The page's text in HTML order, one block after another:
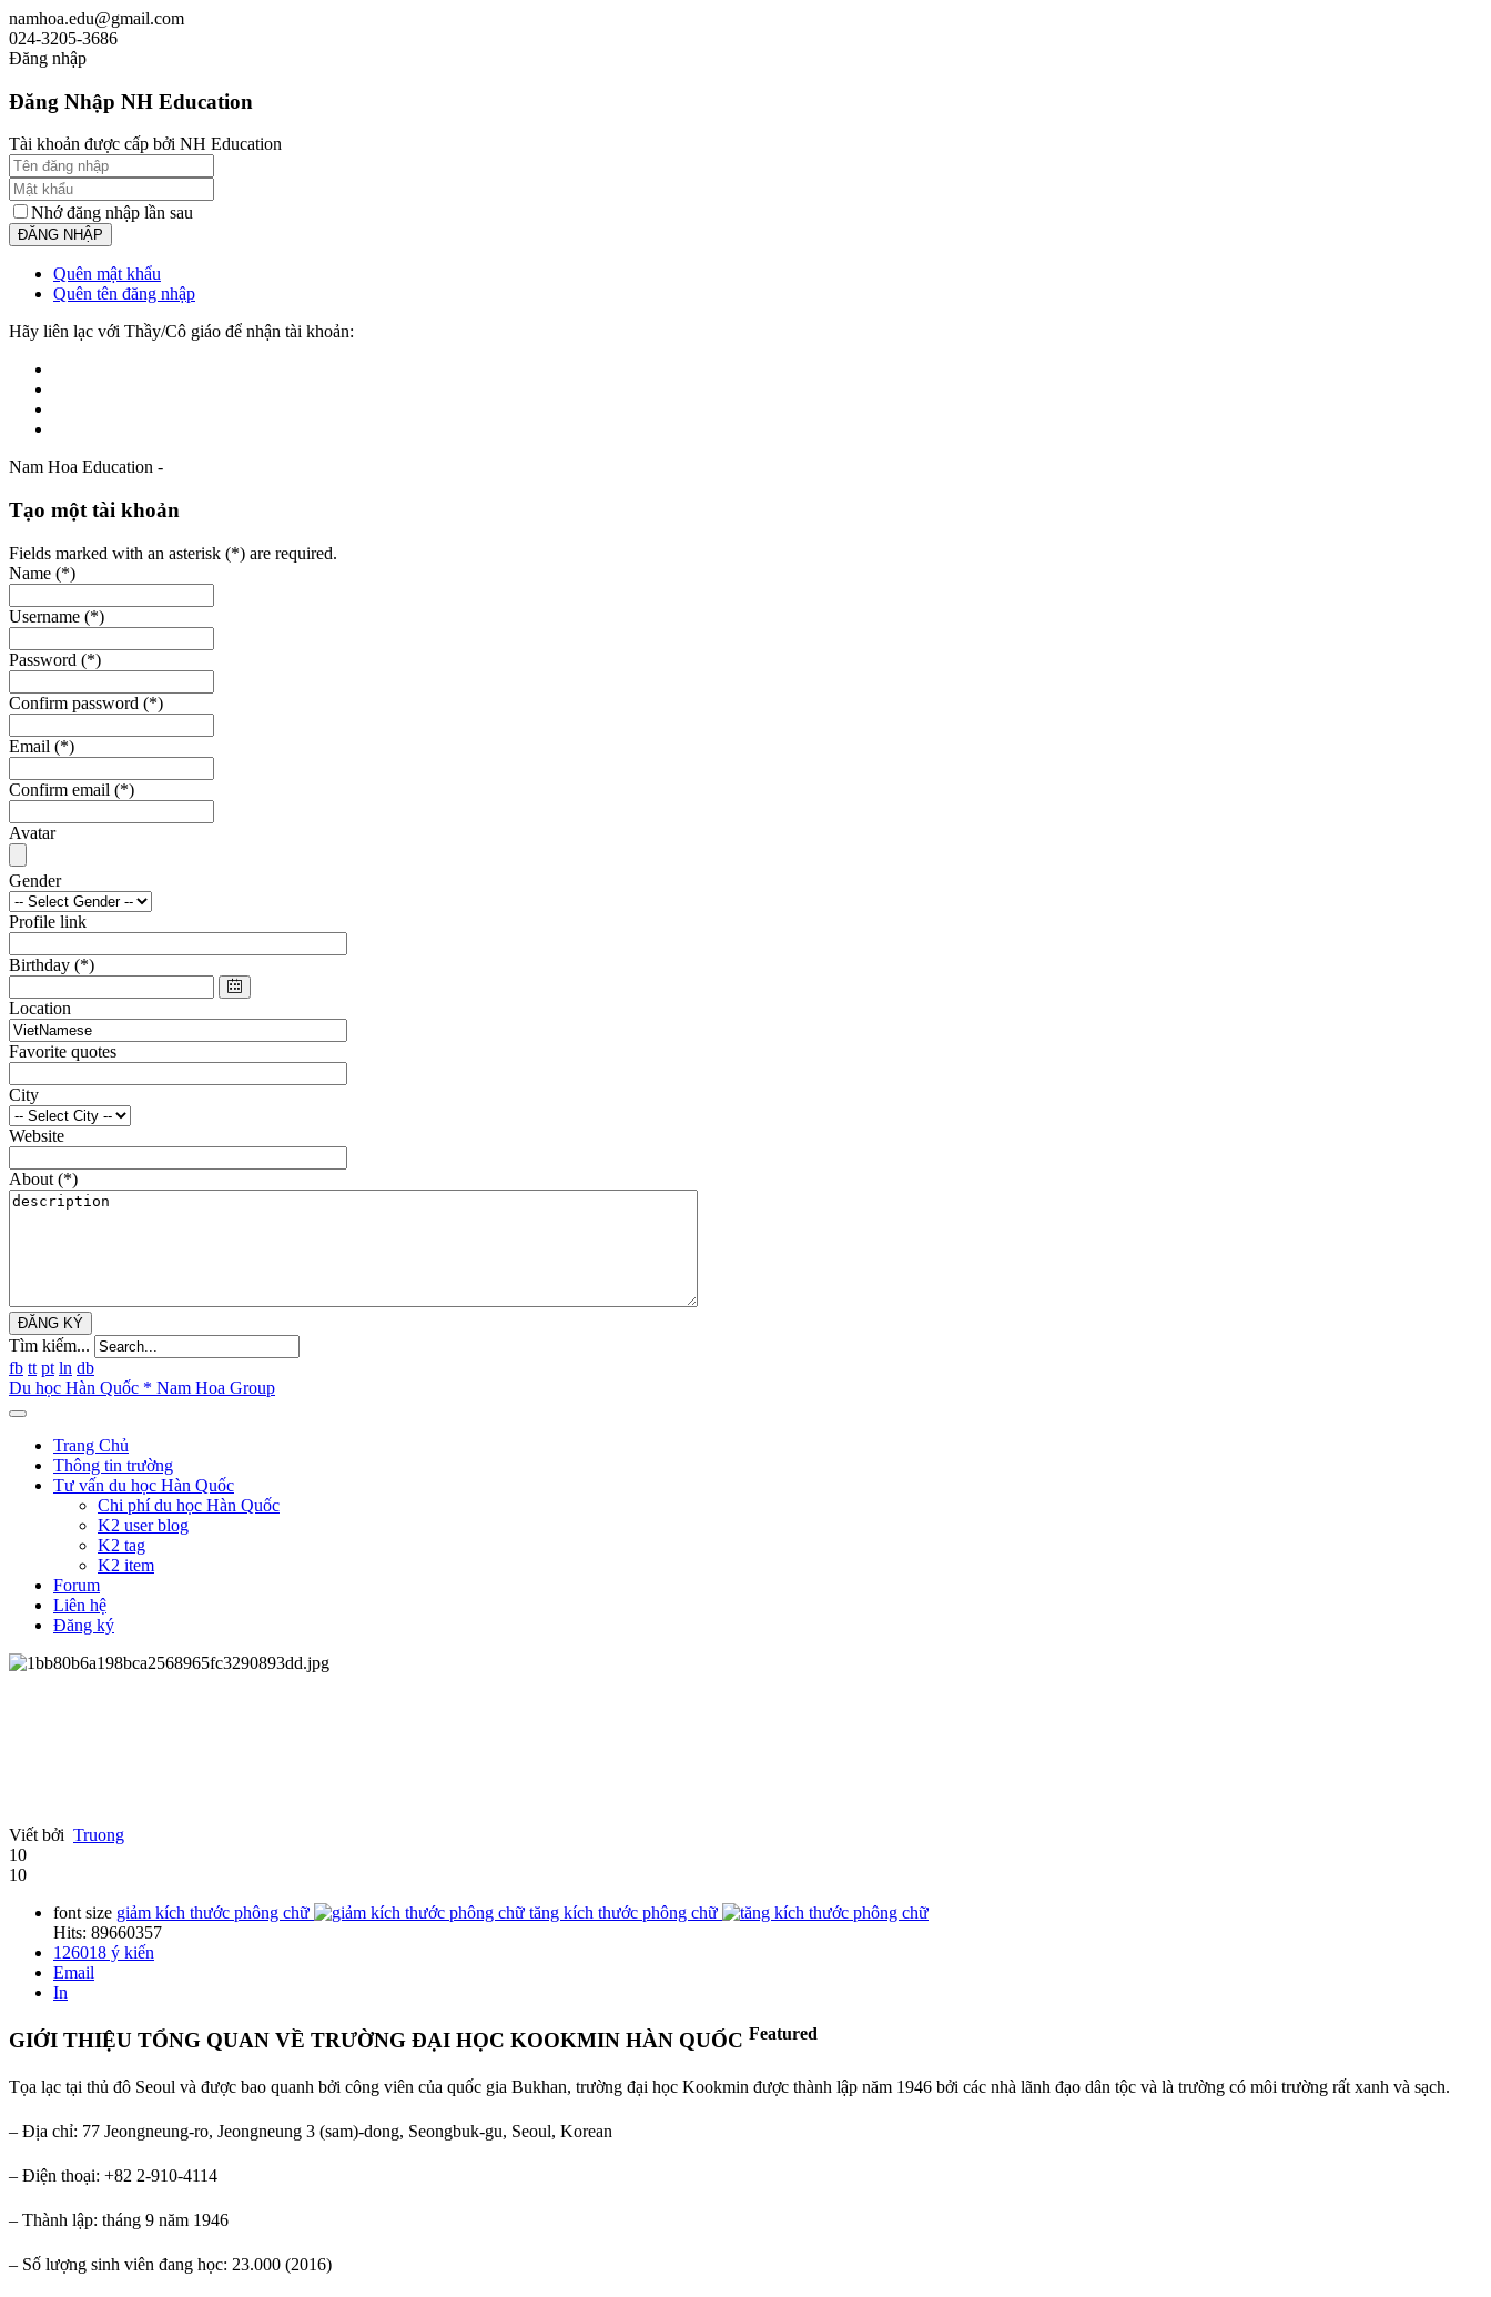
namhoa.edu@gmail.com
024-3205-3686
Đăng nhập
Đăng Nhập NH Education
Tài khoản được cấp bởi NH Education
Nhớ đăng nhập lần sau
Quên mật khẩu
Quên tên đăng nhập
Hãy liên lạc với Thầy/Cô giáo để nhận tài khoản:
Nam Hoa Education -
Tạo một tài khoản
Fields marked with an asterisk (*) are required.
Name (*)
Username (*)
Password (*)
Confirm password (*)
Email (*)
Confirm email (*)
Avatar
Gender
Profile link
Birthday (*)
Location
Favorite quotes
City
Website
About (*)
ĐĂNG KÝ
Tìm kiếm...
fb tt pt ln db
Du học Hàn Quốc * Nam Hoa Group
Trang Chủ
Thông tin trường
Tư vấn du học Hàn Quốc
Chi phí du học Hàn Quốc
K2 user blog
K2 tag
K2 item
Forum
Liên hệ
Đăng ký
Viết bởi Truong
10
10
font size giảm kích thước phông chữ
tăng kích thước phông chữ
Hits: 89660357
126018 ý kiến
Email
In
GIỚI THIỆU TỔNG QUAN VỀ TRƯỜNG ĐẠI HỌC KOOKMIN HÀN QUỐC Featured
Tọa lạc tại thủ đô Seoul và được bao quanh bởi công viên của quốc gia Bukhan, trường đại học Kookmin được thành lập năm 1946 bởi các nhà lãnh đạo dân tộc và là trường có môi trường rất xanh và sạch.
– Địa chỉ: 77 Jeongneung-ro, Jeongneung 3 (sam)-dong, Seongbuk-gu, Seoul, Korean
– Điện thoại: +82 2-910-4114
– Thành lập: tháng 9 năm 1946
– Số lượng sinh viên đang học: 23.000 (2016)